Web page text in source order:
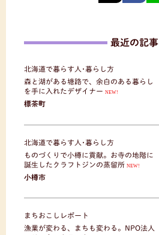
最近の記事
北海道で暮らす人･暮らし方
森と湖がある塘路で、余白のある暮らし
を手に入れたデザイナー NEW!
標茶町
北海道で暮らす人･暮らし方
ものづくりで小樽に貢献。お寺の地階に
誕生したクラフトジンの蒸留所 NEW!
小樽市
まちおこしレポート
漁業が変わる、まちも変わる。NPO法人